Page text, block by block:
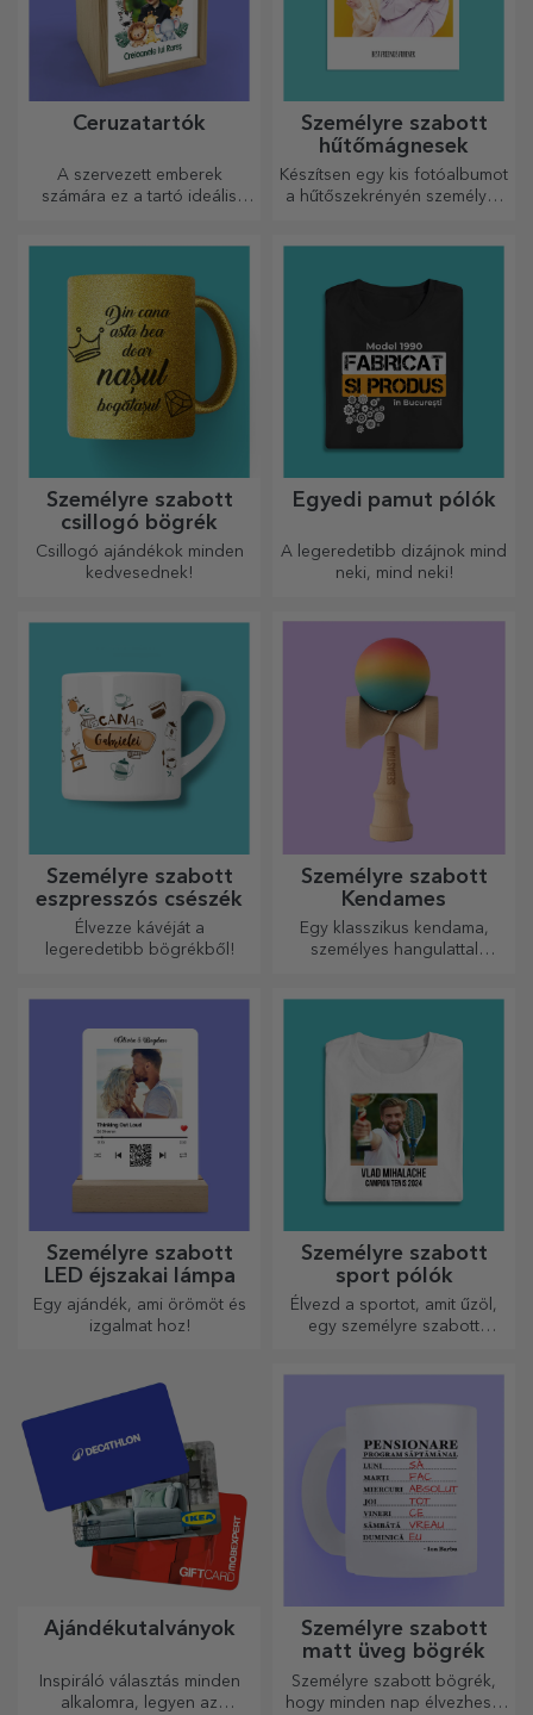
Ceruzatartók
A szervezett emberek
számára ez a tartó ideális
Személyre szabott
hűtőmágnesek
Készítsen egy kis fotóalbumot
a hűtőszekrényén személyre
Személyre szabott
csillogó bögrék
Csillogó ajándékok minden
kedvesednek!
Egyedi pamut pólók
A legeredetibb dizájnok mind
neki, mind neki!
Személyre szabott
eszpresszós csészék
Élvezze kávéját a
legeredetibb bögrékből!
Személyre szabott
Kendames
Egy klasszikus kendama,
személyes hangulattal
Személyre szabott
LED éjszakai lámpa
Egy ajándék, ami örömöt és
izgalmat hoz!
Személyre szabott
sport pólók
Élvezd a sportot, amit űzöl,
egy személyre szabott
Ajándékutalványok
Inspiráló választás minden
alkalomra, legyen az
Személyre szabott
matt üveg bögrék
Személyre szabott bögrék,
hogy minden nap élvezhesd